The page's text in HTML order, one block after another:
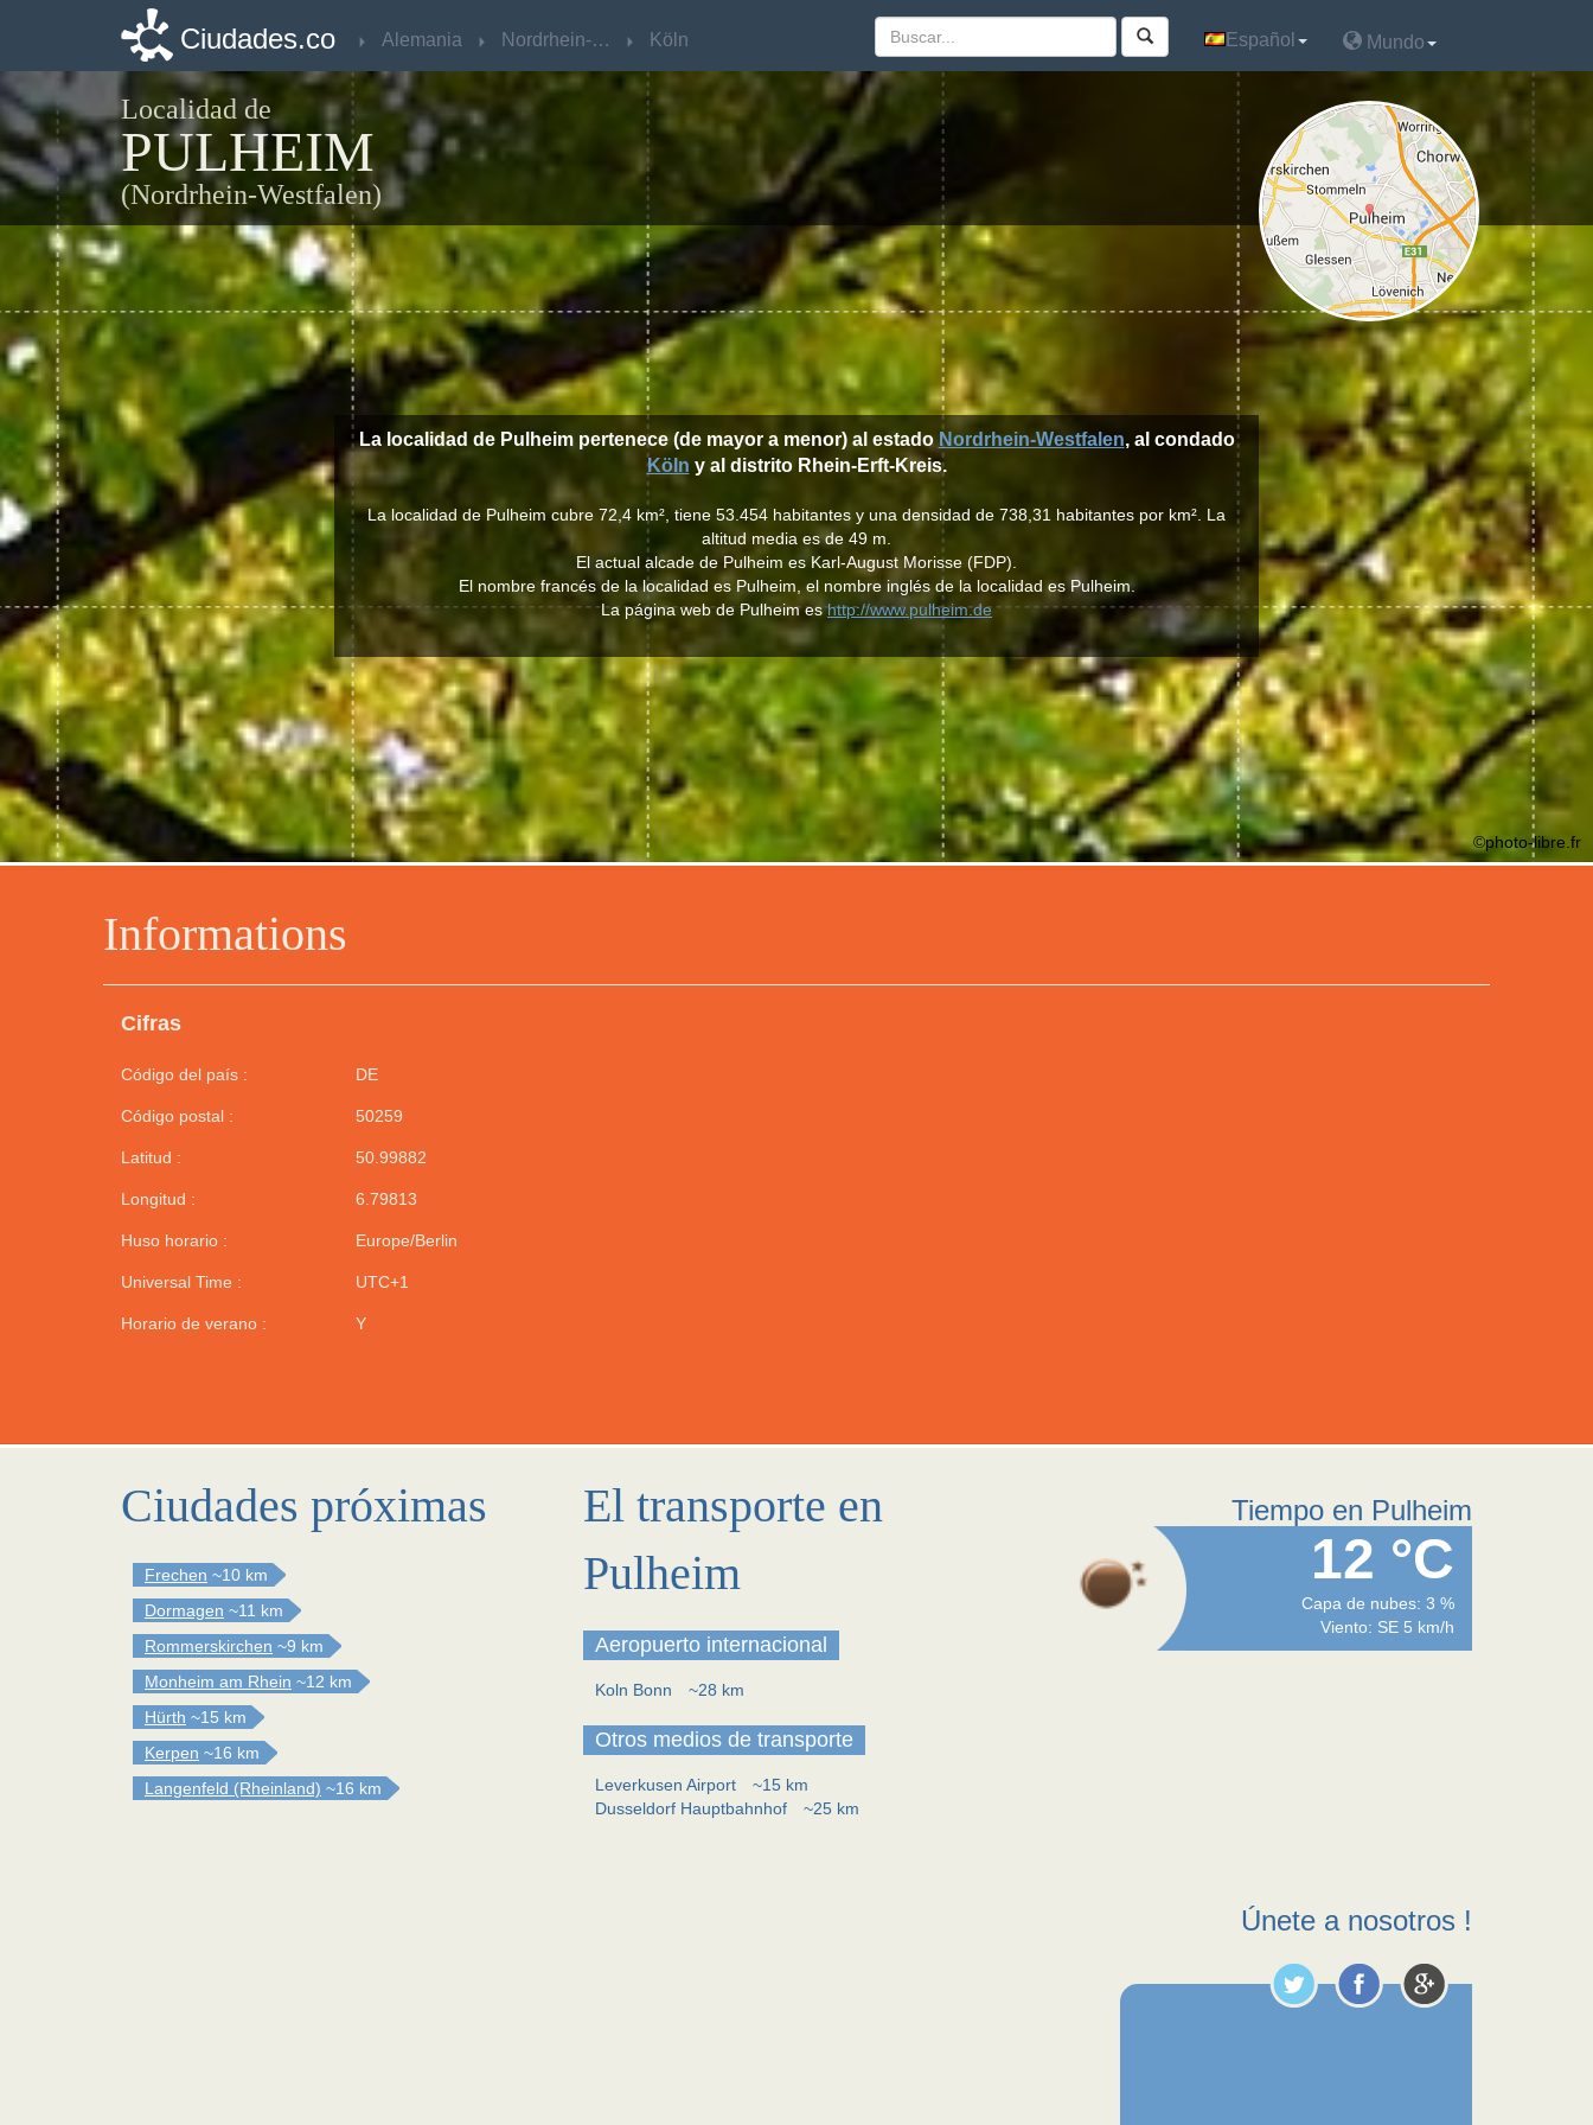
Ciudades.co Alemania Nordrhein-Westfalen Köln Español Mundo
Localidad de
PULHEIM
(Nordrhein-Westfalen)
Informations
Cifras
Código del país : DE
Código postal : 50259
Latitud : 50.99882
Longitud : 6.79813
Huso horario : Europe/Berlin
Universal Time : UTC+1
Horario de verano : Y
La localidad de Pulheim pertenece (de mayor a menor) al estado Nordrhein-Westfalen, al condado
Köln y al distrito Rhein-Erft-Kreis.
La localidad de Pulheim cubre 72,4 km², tiene 53.454 habitantes y una densidad de 738,31 habitantes por km². La
altitud media es de 49 m.
El actual alcade de Pulheim es Karl-August Morisse (FDP).
El nombre francés de la localidad es Pulheim, el nombre inglés de la localidad es Pulheim.
La página web de Pulheim eshttp://www.pulheim.de
©photo-libre.fr
Ciudades próximas
Frechen ~10 km
Dormagen ~11 km
Rommerskirchen ~9 km
Monheim am Rhein ~12 km
Hürth ~15 km
Kerpen ~16 km
Langenfeld (Rheinland) ~16 km
El transporte en
Pulheim
Aeropuerto internacional
Koln Bonn ~28 km
Otros medios de transporte
Leverkusen Airport
~15 km
Dusseldorf Hauptbahnhof
~25 km
Tiempo en Pulheim
12 °C
Capa de nubes: 3 %
Viento: SE 5 km/h
Únete a nosotros !
Ciudades.co Alemania Nordrhein-Westfalen Köln Español Mundo